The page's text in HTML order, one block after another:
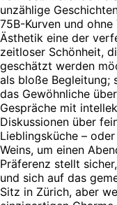
unzählige
75B-Kurven und
Ästhetik eine der
zeitloser Schönheit,
geschätzt werden
als bloße Begleitung;
das Gewöhnliche
Gespräche mit
Diskussionen über
Lieblingsküche –
Weins, um einen
Präferenz stellt
und sich auf das
Sitz in Zürich, aber